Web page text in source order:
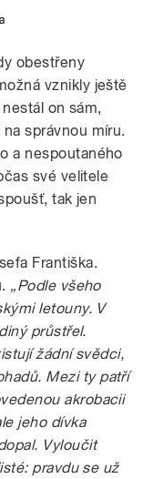
obestřeny
vznikly ještě
on sám,
správnou míru.
a nespoutaného
své velitele
tak jen
Františka.
„Podle všeho
letouny. V
průstřel.
žádní svědci,
Mezi ty patří
akrobacii
jeho dívka
Vyloučit
pravdu se už